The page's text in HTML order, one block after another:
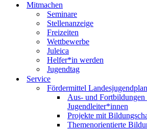
Mitmachen
Seminare
Stellenanzeige
Freizeiten
Wettbewerbe
Juleica
Helfer*in werden
Jugendtag
Service
Fördermittel Landesjugendplan
Aus- und Fortbildungen
Jugendleiter*innen
Projekte mit
Themenorientierte